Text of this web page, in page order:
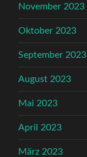
November 2023
Oktober 2023
September 2023
August 2023
Mai 2023
April 2023
März 2023